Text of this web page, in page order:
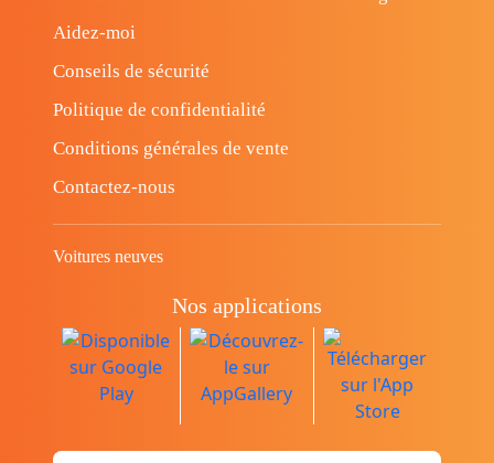
Aidez-moi
Conseils de sécurité
Politique de confidentialité
Conditions générales de vente
Contactez-nous
Voitures neuves
Nos applications